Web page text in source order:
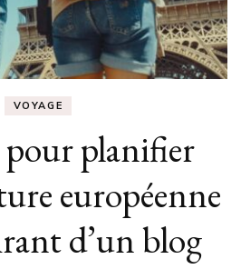
VOYAGE
pour planifier
européenne
d’un blog